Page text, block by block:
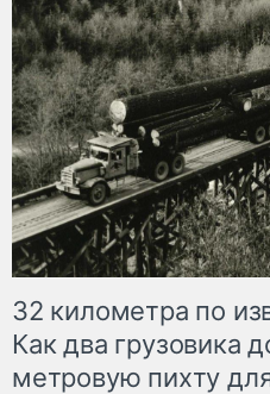
32 километра по
Как два грузовика
метровую пихту